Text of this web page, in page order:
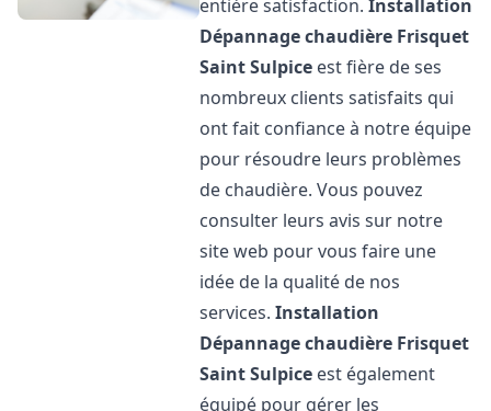
entière satisfaction.Installation
Dépannage chaudière Frisquet
Saint Sulpice est fière de ses
nombreux clients satisfaits qui
ont fait confiance à notre équipe
pour résoudre leurs problèmes
de chaudière. Vous pouvez
consulter leurs avis sur notre
site web pour vous faire une
idée de la qualité de nos
services.Installation
Dépannage chaudière Frisquet
Saint Sulpice est également
équipé pour gérer les